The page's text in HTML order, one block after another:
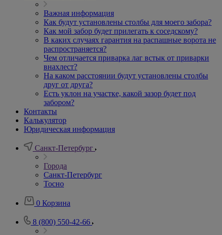
Важная информация
Как будут установлены столбы для моего забора?
Как мой забор будет прилегать к соседскому?
В каких случаях гарантия на распашные ворота не
распространяется?
Чем отличается приварка лаг встык от приварки
внахлест?
На каком расстоянии будут установлены столбы
друг от друга?
Есть уклон на участке, какой зазор будет под
забором?
Контакты
Калькулятор
Юридическая информация
Санкт-Петербург
Города
Санкт-Петербург
Тосно
0 Корзина
8 (800) 550-42-66